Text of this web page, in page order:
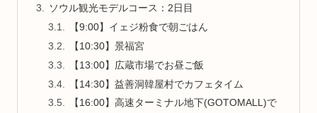
ソウル観光モデルコース：2日目
【9:00】イェジ粉食で朝ごはん
【10:30】景福宮
【13:00】広蔵市場でお昼ご飯
【14:30】益善洞韓屋村でカフェタイム
【16:00】高速ターミナル地下(GOTOMALL)で